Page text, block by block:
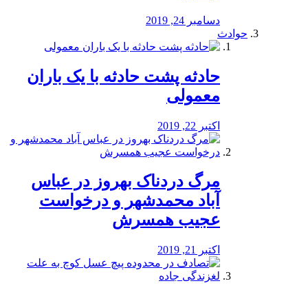
دسامبر 24, 2019
حوادث
️حادثه پشت حادثه با یک باران
معمولی
اکتبر 22, 2019
مرگ دردناک بهروز در عباس
آباد محمدشهر و درخواست
عجیب همسرش
اکتبر 21, 2019